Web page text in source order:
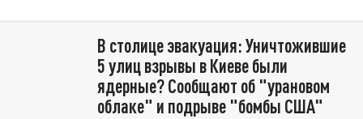
В столице эвакуация: Уничтожившие
5 улиц взрывы в Киеве были
ядерные? Сообщают об "урановом
облаке" и подрыве "бомбы США"